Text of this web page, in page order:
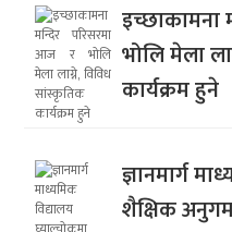
इच्छाकामना
भोलि मेला
कार्यक्रम हुने
ज्ञानमार्ग
शैक्षिक